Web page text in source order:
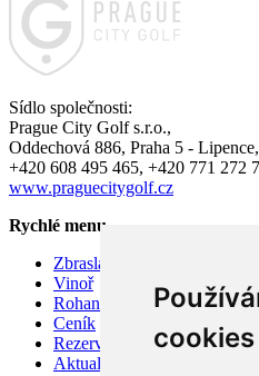
cookies
Sídlo společnosti:
Prague City Golf s.r.o.,
Oddechová 886, Praha 5 -
+420 608 495 465, +420 771 272
www.praguecitygolf.cz
Rychlé menu
Zbraslav
Vinoř
Rohan
Ceník
Rezervace hracího času
Aktuality